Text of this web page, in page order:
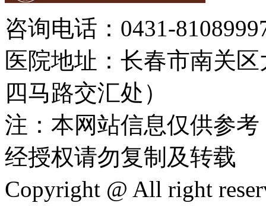
咨询电话：0431-
医院地址：长春市南关
四马路交汇处）
注：本网站信息仅供参
经授权请勿复制及转载
Copyright @ All right